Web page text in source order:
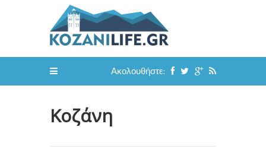
Ακολουθήστε:
Κοζάνη